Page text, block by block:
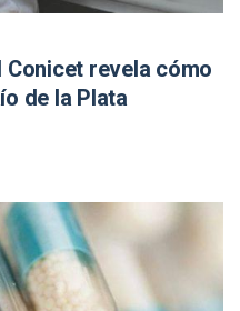
revela cómo
de la Plata